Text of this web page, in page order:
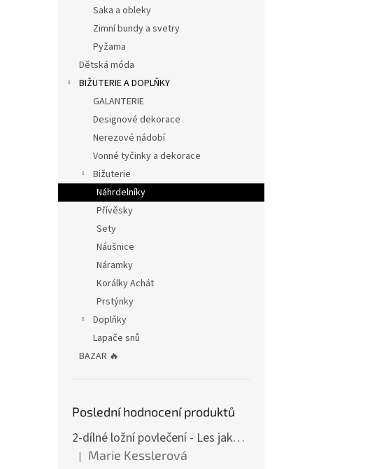
Saka a obleky
Zimní bundy a svetry
Pyžama
Dětská móda
BIŽUTERIE A DOPLŇKY
GALANTERIE
Designové dekorace
Nerezové nádobí
Vonné tyčinky a dekorace
Bižuterie
Náhrdelníky
Přívěsky
Sety
Náušnice
Náramky
Korálky Achát
Prstýnky
Doplňky
Lapače snů
BAZAR 🔥
Poslední hodnocení produktů
2-dílné ložní povlečení - Les jako z pohádky
Hodnocení produktu je 5 z 5 hvězdiček.
| Marie Kesslerová